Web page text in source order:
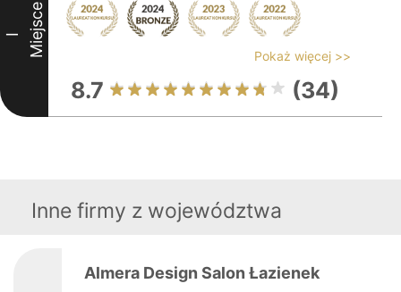
I Miejsce Pokaż więcej >>
8.7 (34)
Inne firmy z województwa
Almera Design Salon Łazienek